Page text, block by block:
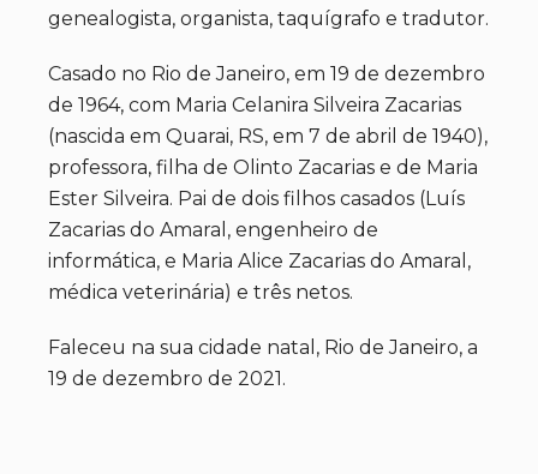
genealogista, organista, taquígrafo e tradutor.
Casado no Rio de Janeiro, em 19 de dezembro
de 1964, com Maria Celanira Silveira Zacarias
(nascida em Quarai, RS, em 7 de abril de 1940),
professora, filha de Olinto Zacarias e de Maria
Ester Silveira. Pai de dois filhos casados (Luís
Zacarias do Amaral, engenheiro de
informática, e Maria Alice Zacarias do Amaral,
médica veterinária) e três netos.
Faleceu na sua cidade natal, Rio de Janeiro, a
19 de dezembro de 2021.